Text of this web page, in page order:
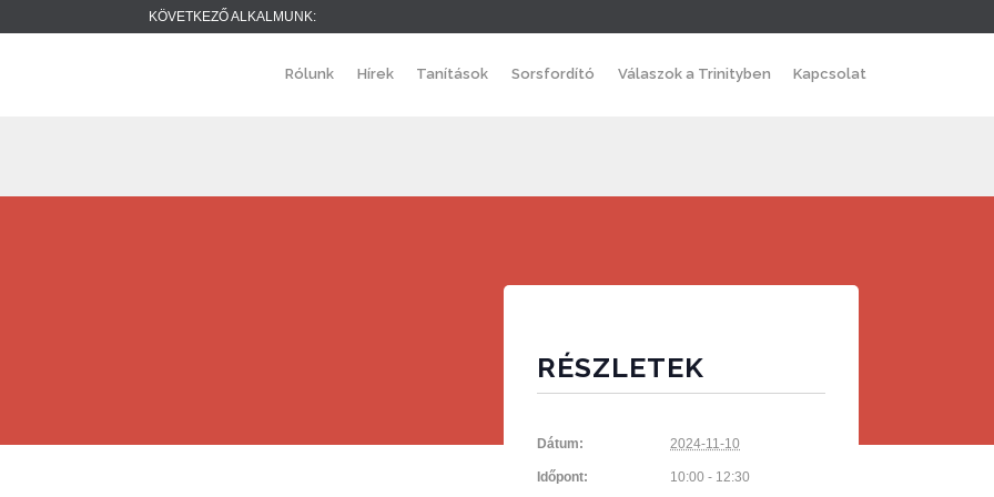
KÖVETKEZŐ ALKALMUNK:
Rólunk Hírek Tanítások Sorsfordító Válaszok a Trinityben Kapcsolat
RÉSZLETEK
Dátum: 2024-11-10
Időpont: 10:00 - 12:30